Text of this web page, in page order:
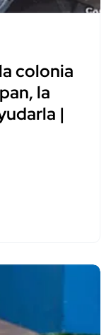
colonia
la
|